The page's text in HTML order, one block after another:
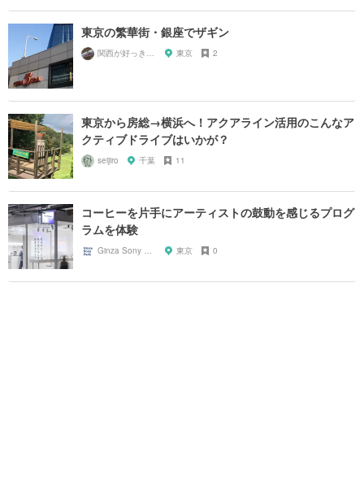
東京の繁華街・銀座でザギン
東京 2
東京から房総→横浜へ！アクアライン活用のこんなア
クティブドライブはいかが？
seijiro 千葉 11
コーヒーを片手にアーティストの鼓動を感じるプログ
ラムを体験
東京 0